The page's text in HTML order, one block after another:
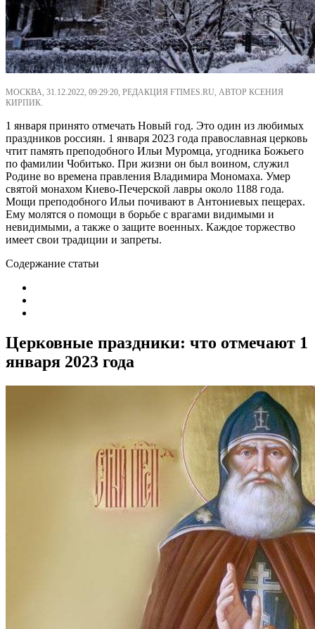
МОСКВА, 31.12.2022, 09:29:20, РЕДАКЦИЯ FTIMES.RU, АВТОР КСЕНИЯ
КИРПИК.
1 января принято отмечать Новый год. Это один из любимых
праздников россиян. 1 января 2023 года православная церковь
чтит память преподобного Ильи Муромца, угодника Божьего
по фамилии Чобитько. При жизни он был воином, служил
Родине во времена правления Владимира Мономаха. Умер
святой монахом Киево-Печерской лавры около 1188 года.
Мощи преподобного Ильи почивают в Антониевых пещерах.
Ему молятся о помощи в борьбе с врагами видимыми и
невидимыми, а также о защите военных. Каждое торжество
имеет свои традиции и запреты.
Содержание статьи
Церковные праздники: что отмечают 1
января 2023 года